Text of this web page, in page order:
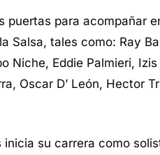
puertas para acompañar
Salsa, tales como: Ray
Niche, Eddie Palmieri,
Oscar D’ León, Hector
inicia su carrera como